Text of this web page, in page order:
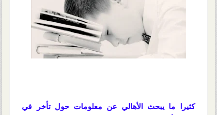
كثيرا ما يبحث الأهالي عن معلومات حول تأخر في